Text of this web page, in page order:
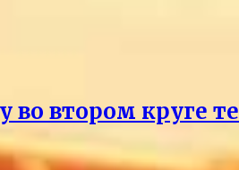
во втором круге